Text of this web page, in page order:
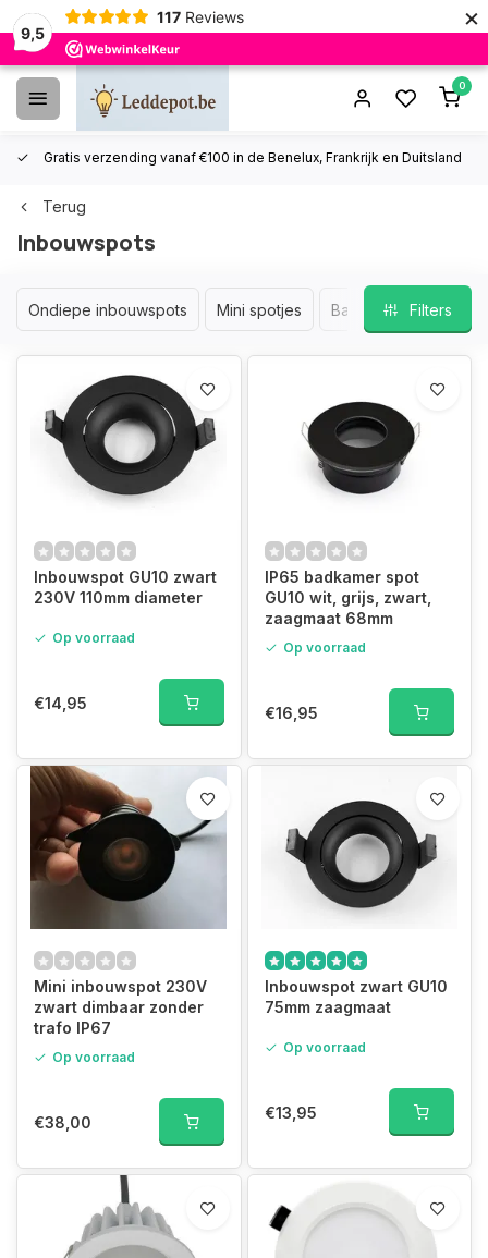
9,5
117 Reviews ×
0
Gratis verzending vanaf €100 in de Benelux, Frankrijk en Duitsland
Terug
Inbouwspots
Ondiepe inbouwspots Mini spotjes Badkamer Filters
Inbouwspot GU10 zwart
230V 110mm diameter
Op voorraad
€14,95
IP65 badkamer spot
GU10 wit, grijs, zwart,
zaagmaat 68mm
Op voorraad
€16,95
Mini inbouwspot 230V
zwart dimbaar zonder
trafo IP67
Op voorraad
€38,00
Inbouwspot zwart GU10
75mm zaagmaat
Op voorraad
€13,95